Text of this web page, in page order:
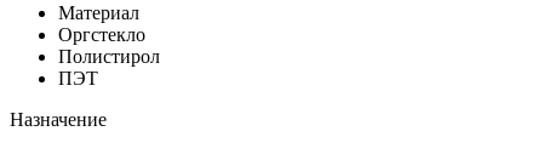
Материал
Оргстекло
Полистирол
ПЭТ
Назначение